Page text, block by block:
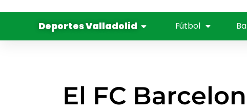
Deportes Valladolid Fútbol
El FC